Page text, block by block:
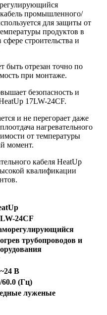
промышленного/
для защиты от
продуктов в
строительства и
быть отрезан точно по
при монтаже.
безопасность и
17LW-24CF.
и не перегорает даже
нагревательного
от температуры
момент.
кабеля HeatUp
квалификации
24CF
трубопроводов и
В
60.0 (Гц)
луженые